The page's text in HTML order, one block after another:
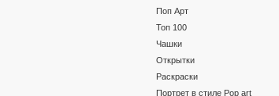
Поп Арт
Топ 100
Чашки
Открытки
Раскраски
Портрет в стиле Pop art